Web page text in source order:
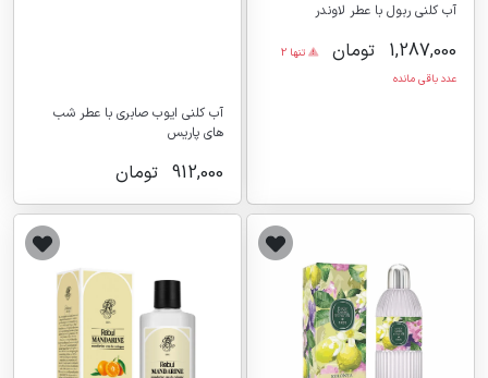
آب کلنی ربول با عطر لاوندر
1,287,000 تومان
تنها 2
عدد باقی مانده
آب کلنی ایوب صابری با عطر شب
های پاریس
912,000 تومان